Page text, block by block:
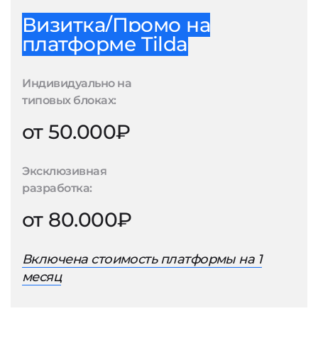
Визитка/Промо на
платформе Tilda
Индивидуально на
типовых блоках:
от 50.000₽
Эксклюзивная
разработка:
от 80.000₽
Включена стоимость платформы на 1
месяц